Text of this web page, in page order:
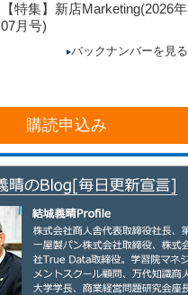
【特集】新店Marketing(2026年
07月号)
バックナンバーを見る
購読申込み